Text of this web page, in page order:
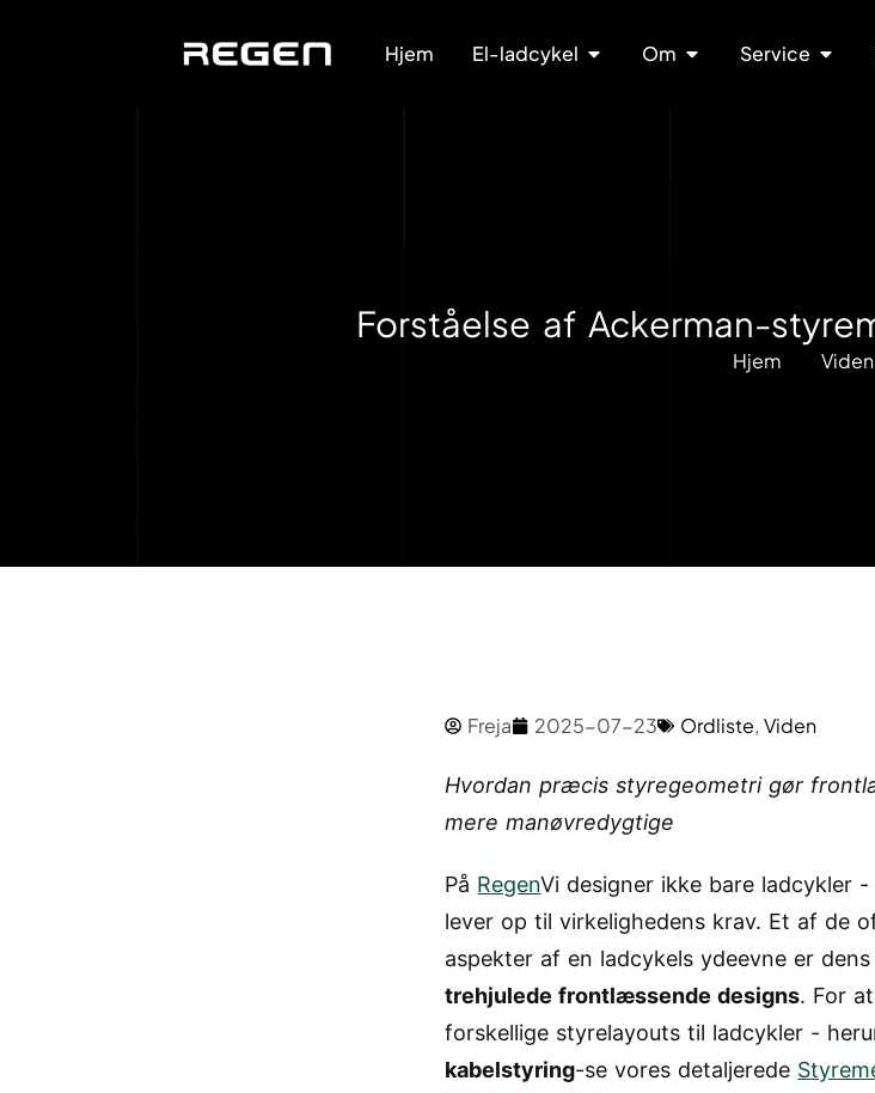
Hjem El-ladcykel Om Service
Forståelse af Ackerman-
Hjem Viden
Freja 2025-07-23 Ordliste,Viden
Hvordan præcis styregeometri gør
mere manøvredygtige
På RegenVi designer ikke bare ladcykler
lever op til virkelighedens krav. Et af de
aspekter af en ladcykels ydeevne er
trehjulede frontlæssende designs. For
forskellige styrelayouts til ladcykler -
kabelstyring-se vores detaljerede